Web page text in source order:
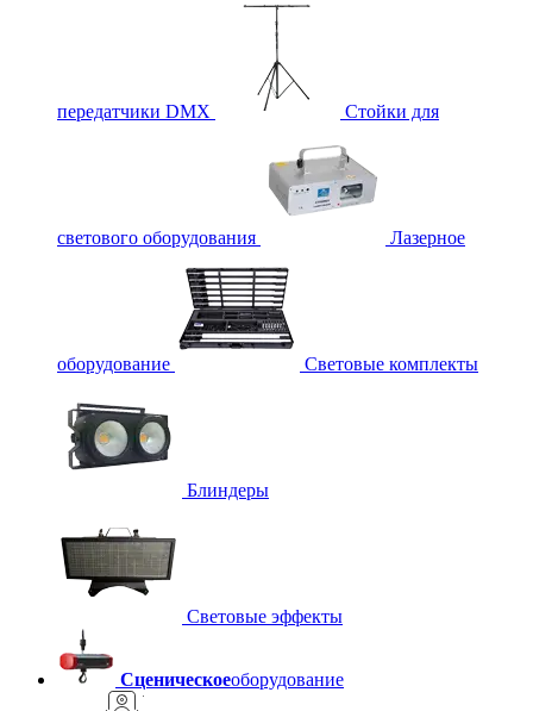
передатчики DMX Стойки для
светового оборудования Лазерное
оборудование Световые комплекты
Блиндеры
Световые эффекты
Сценическоеоборудование